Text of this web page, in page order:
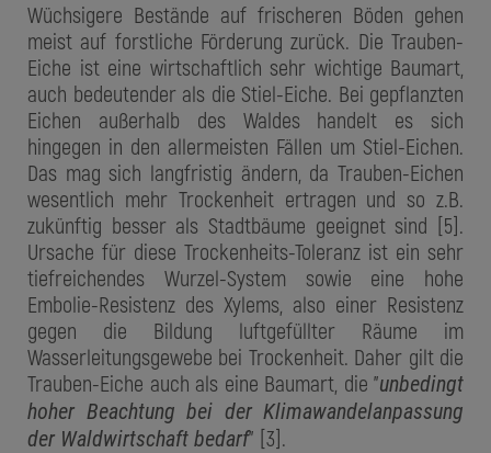
Wüchsigere Bestände auf frischeren Böden gehen
meist auf forstliche Förderung zurück. Die Trauben-
Eiche ist eine wirtschaftlich sehr wichtige Baumart,
auch bedeutender als die Stiel-Eiche. Bei gepflanzten
Eichen außerhalb des Waldes handelt es sich
hingegen in den allermeisten Fällen um Stiel-Eichen.
Das mag sich langfristig ändern, da Trauben-Eichen
wesentlich mehr Trockenheit ertragen und so z.B.
zukünftig besser als Stadtbäume geeignet sind [5].
Ursache für diese Trockenheits-Toleranz ist ein sehr
tiefreichendes Wurzel-System sowie eine hohe
Embolie-Resistenz des Xylems, also einer Resistenz
gegen die Bildung luftgefüllter Räume im
Wasserleitungsgewebe bei Trockenheit. Daher gilt die
Trauben-Eiche auch als eine Baumart, die "unbedingt
hoher Beachtung bei der Klimawandelanpassung
der Waldwirtschaft bedarf" [3].